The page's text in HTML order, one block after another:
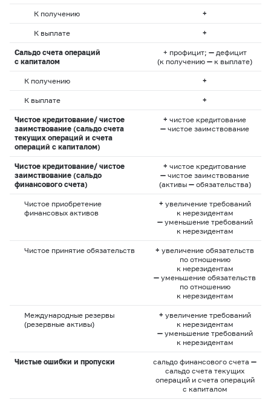
К получению +
К выплате +
Сальдо счета операций
с капиталом
+ профицит; — дефицит
(к получению — к выплате)
К получению +
К выплате +
Чистое кредитование/ чистое
заимствование (сальдо счета
текущих операций и счета
операций с капиталом)
+ чистое кредитование
— чистое заимствование
Чистое кредитование/ чистое
заимствование (сальдо
финансового счета)
+ чистое кредитование
— чистое заимствование
(активы — обязательства)
Чистое приобретение
финансовых активов
+ увеличение требований
к нерезидентам
— уменьшение требований
к нерезидентам
Чистое принятие обязательств + увеличение обязательств
по отношению
к нерезидентам
— уменьшение обязательств
по отношению
к нерезидентам
Международные резервы
(резервные активы)
+ увеличение требований
к нерезидентам
— уменьшение требований
к нерезидентам
Чистые ошибки и пропуски сальдо финансового счета —
сальдо счета текущих
операций и счета операций
с капиталом